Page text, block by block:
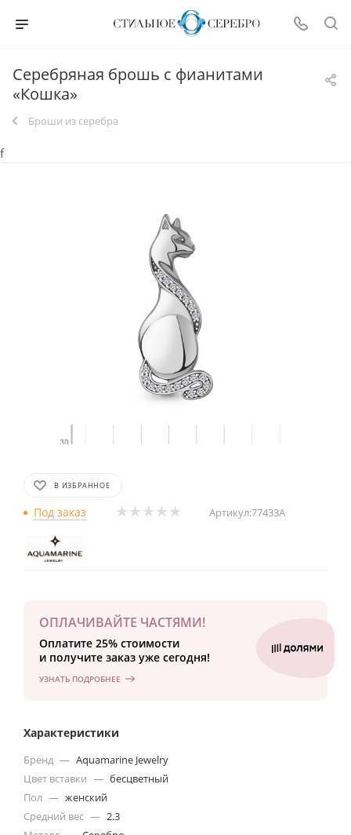
Серебряная брошь с фианитами
«Кошка»
Броши из серебра
f
В ИЗБРАННОЕ
Под заказ Артикул:77433А
ОПЛАЧИВАЙТЕ ЧАСТЯМИ!
Оплатите 25% стоимости
и получите заказ уже сегодня!
УЗНАТЬ ПОДРОБНЕЕ
Характеристики
Бренд — Aquamarine Jewelry
Цвет вставки — бесцветный
Пол — женский
Средний вес — 2.3